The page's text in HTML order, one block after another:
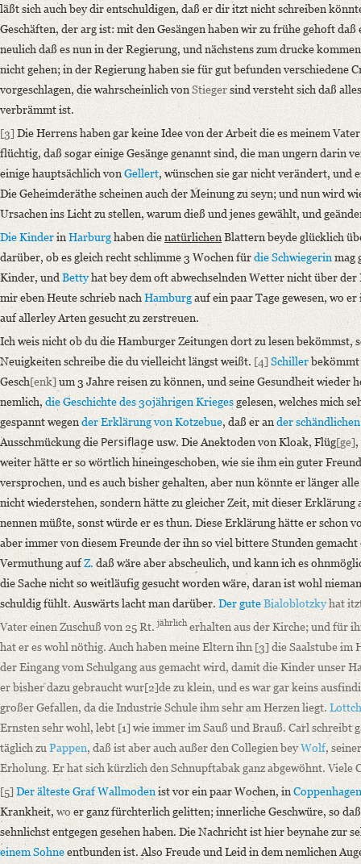
Language
German
Editors
Bamberg, Claudia
läßt sich auch bey dir entschuldigen, daß er dir itzt nicht schreiben
Geschäften, der arg ist: mit den Gesängen haben wir zu frühe gehoft
neulich daß es nun in der Regierung, und nächstens zum drucke
nicht gehen; in der Regierung haben sie für gut befunden verschiedene
vorgeschlagen, die wahrscheinlich vonStiegersind versteht sich daß
verbrämmt ist.
[3] Die Herrens haben gar keine Idee von der Arbeit die es meinem
flüchtig, daß sogar einige Gesänge genannt sind, die man ungern darin
einige hauptsächlich vonGellert, wünschen sie gar nicht verändert, und
Die Geheimderäthe scheinen auch der Meinung zu seyn; und nun wird
Ursachen ins Licht zu stellen, warum dieß und jenes gewählt, und
Die KinderinHarburghaben dienatürlichen Blattern beyde glücklich
darüber, ob es gleich recht schlimme 3 Wochen fürdie Schwiegerinmag
Kinder, und Bettyhat bey dem oft abwechselnden Wetter nicht über
mir eben Heute schrieb nach Hamburgauf ein paar Tage gewesen, wo
auf allerley Arten gesucht zu zerstreuen.
Ich weis nicht ob du die Hamburger Zeitungen dort zu lesen bekömmst,
Neuigkeiten schreibe die du vielleicht längst weißt. [4] Schillerbekömmt
Gesch[enk]um 3 Jahre reisen zu können, und seine Gesundheit wieder
nemlich, die Geschichte des 30jährigen Kriegesgelesen, welches mich
gespannt wegender Erklärung vonKotzebue, daß er an der
Ausschmückung die Persiflageusw. Die Anektoden von Kloak, Flüg[ge],
weiter hätte er so wörtlich hineingeschoben, wie sie ihm ein guter
versprochen, und es auch bisher gehalten, aber nun könnte er länger
nicht wiederstehen, sondern hätte zu gleicher Zeit, mit dieser Erklärung
nennen müßte, sonst würde er es thun. Diese Erklärung hätte er schon
aber immer von diesem Freunde der ihn so viel bittere Stunden
Vermuthung aufZ. daß wäre aber abscheulich, und kann ich es
die Sache nicht so weitläufig gesucht worden wäre, daran ist wohl
schuldig fühlt. Auswärts lacht man darüber. Der guteBialoblotzkyhat
Vater einen Zuschuß von 25Rt. jährlicherhalten aus der Kirche; und für
hat er es wohl nöthig. Auch haben meine Eltern ihn [3]die Saalstube im
der Eingang vom Schulgang aus gemacht wird, damit die Kinder unser
er bisher dazu gebraucht wur[2]de zu klein, und es war gar keins
großer Gefallen, da die Industrie Schule ihm sehr am Herzen liegt.
Ernsten sehr wohl, lebt [1]wie immer im Sauß und Brauß. Carl schreibt
täglich zu Pappen, daß ist aber auch außer den Collegien beyWolf,
Erholung. Er hat sich kürzlich den Schnupftabak ganz abgewöhnt. Viele
[5] Der älteste Graf Wallmodenist vor ein paar Wochen, inCoppenhagen
Krankheit, wo er ganz fürchterlich gelitten; innerliche Geschwüre, so
sehnlichst entgegen gesehen haben. Die Nachricht ist hier beynahe zur
einem Sohneentbunden ist. Also Freude und Leid in dem nemlichen